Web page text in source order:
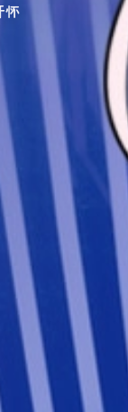
怀